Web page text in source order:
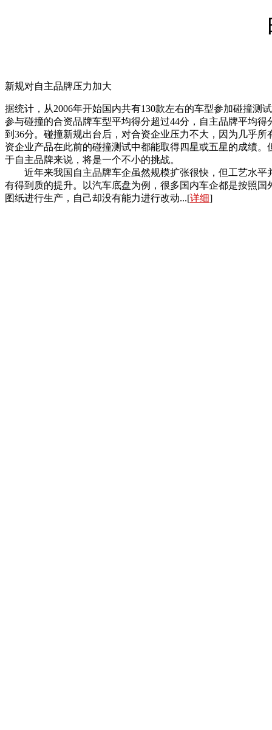
新规对自主品牌压力加大
据统计，从2006年开始国内共有130款左右的车型参加碰撞测
参与碰撞的合资品牌车型平均得分超过44分，自主品牌平均得
到36分。碰撞新规出台后，对合资企业压力不大，因为几乎所
资企业产品在此前的碰撞测试中都能取得四星或五星的成绩。
于自主品牌来说，将是一个不小的挑战。
近年来我国自主品牌车企虽然规模扩张很快，但工艺水平
有得到质的提升。以汽车底盘为例，很多国内车企都是按照国
图纸进行生产，自己却没有能力进行改动...[详细]